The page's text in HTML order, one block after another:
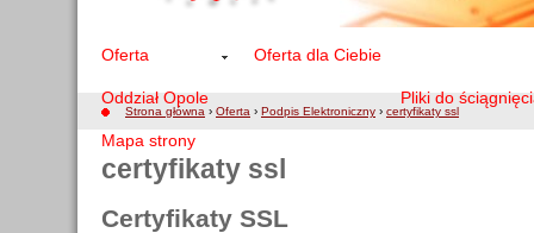
Oferta Oferta dla Ciebie
Oddział Opole Pliki do
Mapa strony
Strona główna › Oferta › Podpis Elektroniczny › certyfikaty ssl
certyfikaty ssl
Certyfikaty SSL